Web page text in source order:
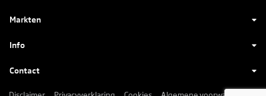
Markten
Info
Contact